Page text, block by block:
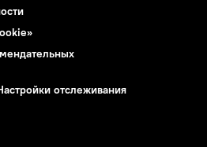
отслеживания